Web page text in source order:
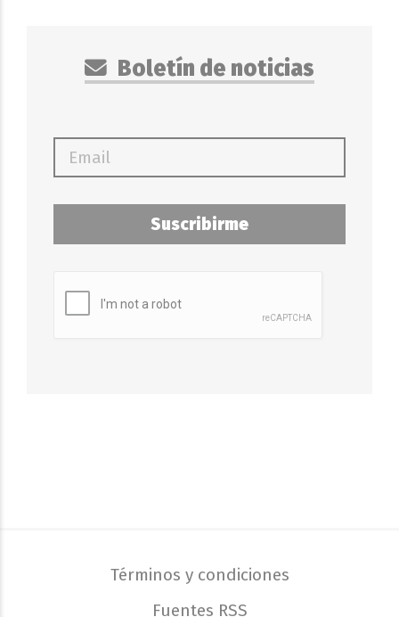
Boletín de noticias
Suscribirme
Términos y condiciones
Fuentes RSS